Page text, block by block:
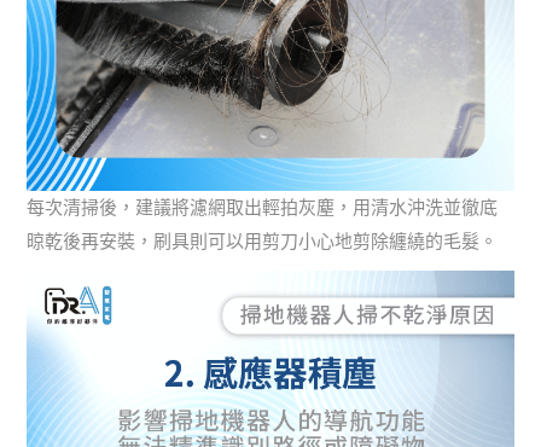
每次清掃後，建議將濾網取出輕拍灰塵，用清水沖洗並徹底
晾乾後再安裝，刷具則可以用剪刀小心地剪除纏繞的毛髮。